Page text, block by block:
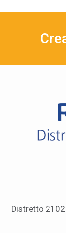
Distretto 2102